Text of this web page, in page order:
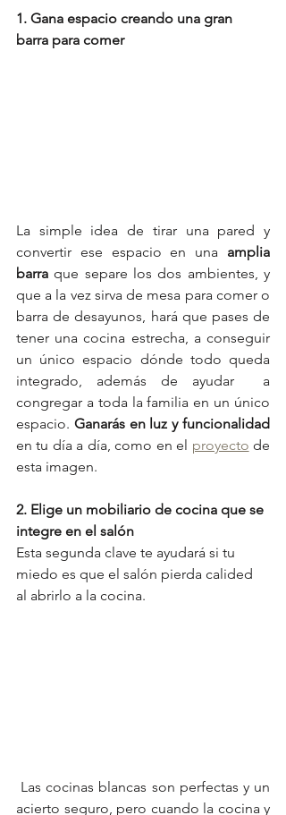
1. Gana espacio creando una gran
barra para comer
La simple idea de tirar una pared y
convertir ese espacio en una amplia
barra que separe los dos ambientes, y
que a la vez sirva de mesa para comer o
barra de desayunos, hará que pases de
tener una cocina estrecha, a conseguir
un único espacio dónde todo queda
integrado, además de ayudar  a
congregar a toda la familia en un único
espacio.
en tu día a día, como en el proyecto de
esta imagen.
2. Elige un mobiliario de cocina que se
integre en el salón
Esta segunda clave te ayudará si tu
miedo es que el salón pierda calided
al abrirlo a la cocina.
acierto seguro, pero cuando la cocina y